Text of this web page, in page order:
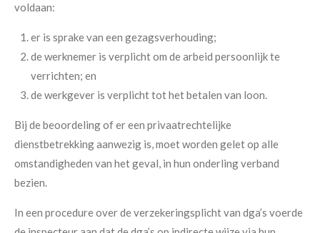
voldaan:
er is sprake van een gezagsverhouding;
de werknemer is verplicht om de arbeid persoonlijk te
verrichten; en
de werkgever is verplicht tot het betalen van loon.
Bij de beoordeling of er een privaatrechtelijke
dienstbetrekking aanwezig is, moet worden gelet op alle
omstandigheden van het geval, in hun onderling verband
bezien.
In een procedure over de verzekeringsplicht van dga’s voerde